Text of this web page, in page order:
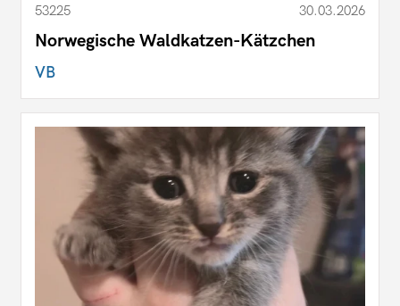
53225 30.03.2026
Norwegische Waldkatzen-Kätzchen
VB